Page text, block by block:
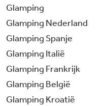
Glamping
Glamping Nederland
Glamping Spanje
Glamping Italië
Glamping Frankrijk
Glamping België
Glamping Kroatië